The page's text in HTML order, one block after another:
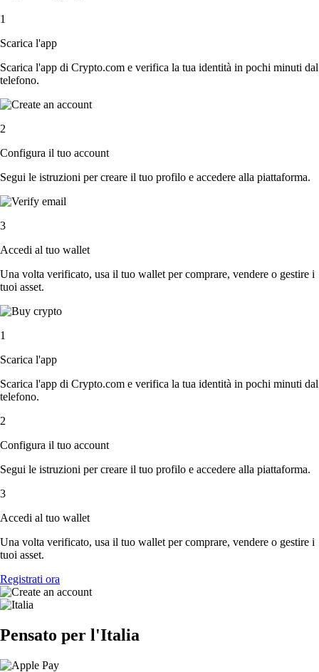
1
Scarica l'app
Scarica l'app di Crypto.com e verifica la tua identità in pochi minuti dal
telefono.
2
Configura il tuo account
Segui le istruzioni per creare il tuo profilo e accedere alla piattaforma.
3
Accedi al tuo wallet
Una volta verificato, usa il tuo wallet per comprare, vendere o gestire i
tuoi asset.
1
Scarica l'app
Scarica l'app di Crypto.com e verifica la tua identità in pochi minuti dal
telefono.
2
Configura il tuo account
Segui le istruzioni per creare il tuo profilo e accedere alla piattaforma.
3
Accedi al tuo wallet
Una volta verificato, usa il tuo wallet per comprare, vendere o gestire i
tuoi asset.
Registrati ora
Pensato per l'Italia